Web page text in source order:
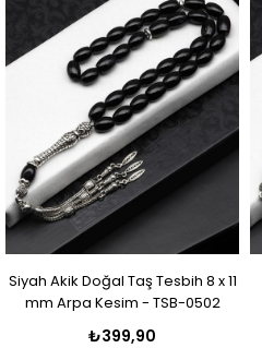
Siyah Akik Doğal Taş Tesbih 8 x 11
mm Arpa Kesim - TSB-0502
₺399,90